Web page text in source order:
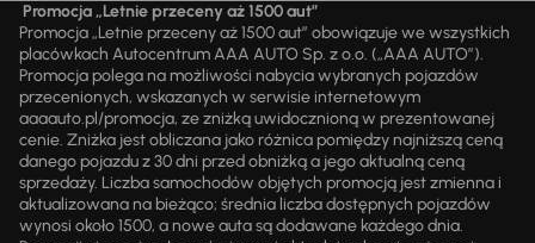
Promocja „Letnie przeceny aż 1500 aut”
Promocja „Letnie przeceny aż 1500 aut” obowiązuje we wszystkich
placówkach Autocentrum AAA AUTO Sp. z o.o. („AAA AUTO”).
Promocja polega na możliwości nabycia wybranych pojazdów
przecenionych, wskazanych w serwisie internetowym
aaaauto.pl/promocja, ze zniżką uwidocznioną w prezentowanej
cenie. Zniżka jest obliczana jako różnica pomiędzy najniższą ceną
danego pojazdu z 30 dni przed obniżką a jego aktualną ceną
sprzedaży. Liczba samochodów objętych promocją jest zmienna i
aktualizowana na bieżąco; średnia liczba dostępnych pojazdów
wynosi około 1500, a nowe auta są dodawane każdego dnia.